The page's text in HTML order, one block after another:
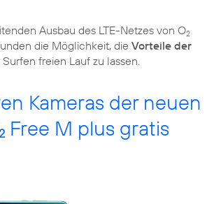
Ausbau des LTE-Netzes von O2
die Möglichkeit, die Vorteile der
freien Lauf zu lassen.
Kameras der neuen
2 Free M plus gratis